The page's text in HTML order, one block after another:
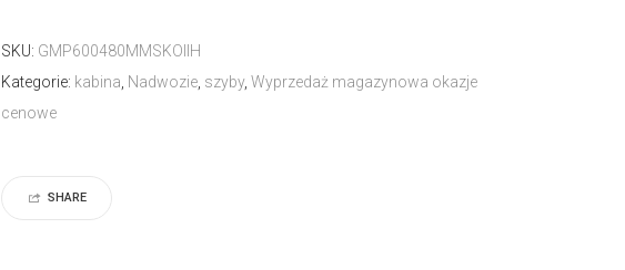
SKU: GMP600480MMSKOIIH
Kategorie: kabina Nadwozie, szyby, Wyprzedaż magazynowa okazje
cenowe
SHARE